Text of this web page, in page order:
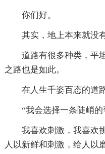
你们好。
其实，地上本来就没
道路有很多种类，
之路也是如此。
在人生千姿百态的道
“我会选择一条陡峭的
我喜欢刺激，我喜欢
人以新鲜和刺激，给人以